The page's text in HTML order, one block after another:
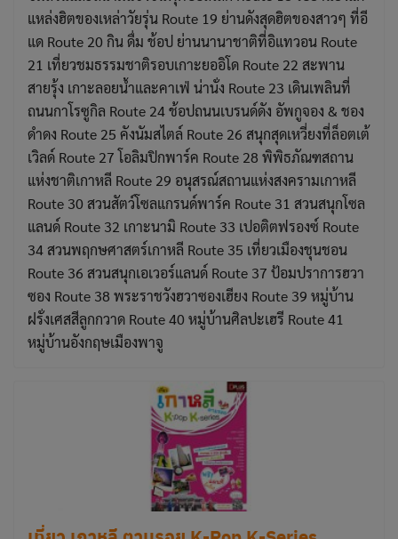
แหล่งฮิตของเหล่าวัยรุ่น Route 19 ย่านดังสุดฮิตของสาวๆ ที่อี
แด Route 20 กิน ดื่ม ช้อป ย่านนานาชาติที่อิแทวอน Route
21 เที่ยวชมธรรมชาติรอบเกาะยออิโด Route 22 สะพาน
สายรุ้ง เกาะลอยน้ำและคาเฟ่ น่านั่ง Route 23 เดินเพลินที่
ถนนกาโรซูกิล Route 24 ช้อปถนนเบรนด์ดัง อัพกูจอง & ชอง
ดำดง Route 25 คังนัมสไตล์ Route 26 สนุกสุดเหวี่ยงที่ล็อตเต้
เวิลด์ Route 27 โอลิมปิกพาร์ค Route 28 พิพิธภัณฑสถาน
แห่งชาติเกาหลี Route 29 อนุสรณ์สถานแห่งสงครามเกาหลี
Route 30 สวนสัตว์โซลแกรนด์พาร์ค Route 31 สวนสนุกโซล
แลนด์ Route 32 เกาะนามิ Route 33 เปอติตฟรองซ์ Route
34 สวนพฤกษศาสตร์เกาหลี Route 35 เที่ยวเมืองชุนชอน
Route 36 สวนสนุกเอเวอร์แลนด์ Route 37 ป้อมปราการฮวา
ซอง Route 38 พระราชวังฮวาซองเฮียง Route 39 หมู่บ้าน
ฝรั่งเศสสีลูกกวาด Route 40 หมู่บ้านศิลปะเฮรี Route 41
หมู่บ้านอังกฤษเมืองพาจู